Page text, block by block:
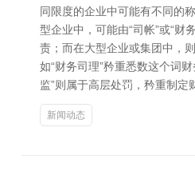
同限度的企业中可能有不同的
型企业中，可能由“司帐”或“财
责；而在大型企业或集团中，
如“财务司理”矜重悉数这个词
监”则属于高层处罚，矜重制定
新闻动态